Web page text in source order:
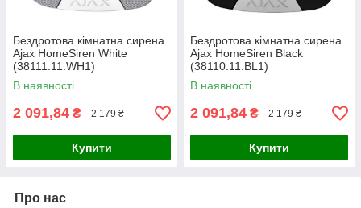
Бездротова кімнатна сирена
Ajax HomeSiren White
(38111.11.WH1)
В наявності
2 091,84 ₴ 2 179 ₴
Купити
Бездротова кімнатна сирена
Ajax HomeSiren Black
(38110.11.BL1)
В наявності
2 091,84 ₴ 2 179 ₴
Купити
Про нас